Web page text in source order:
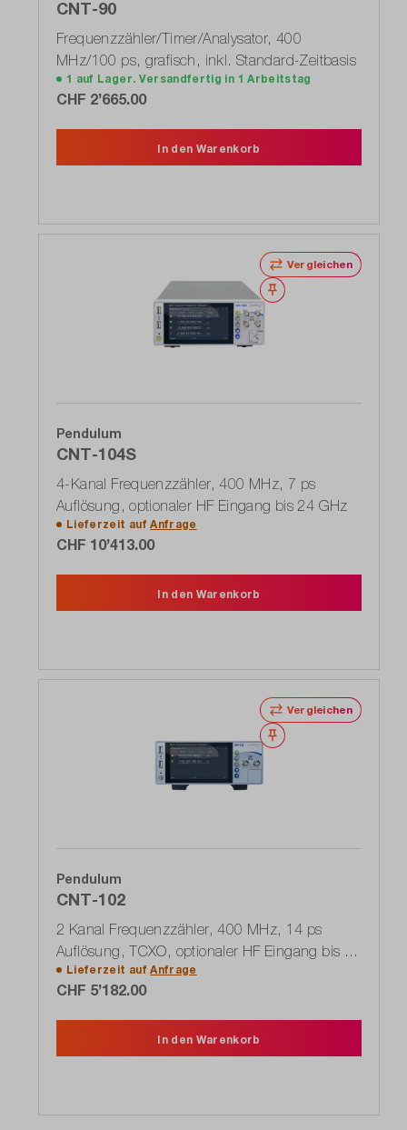
CNT-90
Frequenzzähler/Timer/Analysator, 400
MHz/100 ps, grafisch, inkl. Standard-Zeitbasis
1 auf Lager. Versandfertig in 1 Arbeitstag
CHF 2’665.00
In den Warenkorb
Vergleichen
Merken
Pendulum
CNT-104S
4-Kanal Frequenzzähler, 400 MHz, 7 ps
Auflösung, optionaler HF Eingang bis 24 GHz
Lieferzeit aufAnfrage
CHF 10’413.00
In den Warenkorb
Vergleichen
Merken
Pendulum
CNT-102
2 Kanal Frequenzzähler, 400 MHz, 14 ps
Auflösung, TCXO, optionaler HF Eingang bis 24
GHz
Lieferzeit aufAnfrage
CHF 5’182.00
In den Warenkorb